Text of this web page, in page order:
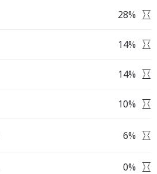
28%
14%
14%
10%
6%
0%